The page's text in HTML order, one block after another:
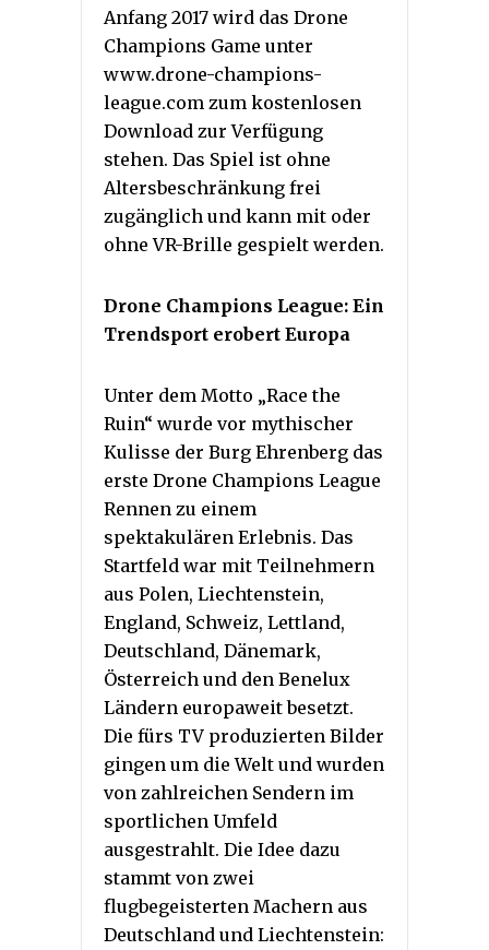
Anfang 2017 wird das Drone
Champions Game unter
www.drone-champions-
league.com zum kostenlosen
Download zur Verfügung
stehen. Das Spiel ist ohne
Altersbeschränkung frei
zugänglich und kann mit oder
ohne VR-Brille gespielt werden.
Drone Champions League: Ein
Trendsport erobert Europa
Unter dem Motto „Race the
Ruin“ wurde vor mythischer
Kulisse der Burg Ehrenberg das
erste Drone Champions League
Rennen zu einem
spektakulären Erlebnis. Das
Startfeld war mit Teilnehmern
aus Polen, Liechtenstein,
England, Schweiz, Lettland,
Deutschland, Dänemark,
Österreich und den Benelux
Ländern europaweit besetzt.
Die fürs TV produzierten Bilder
gingen um die Welt und wurden
von zahlreichen Sendern im
sportlichen Umfeld
ausgestrahlt. Die Idee dazu
stammt von zwei
flugbegeisterten Machern aus
Deutschland und Liechtenstein: